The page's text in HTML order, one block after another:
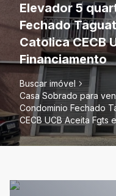
Elevador 5
Fechado
Catolica CECB
Financiamento
Buscar imóvel
Casa Sobrado para
Condominio Fechado
CECB UCB Aceita Fgts